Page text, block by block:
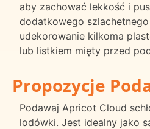
aby zachować lekkość i
dodatkowego
udekorowanie kilkoma
lub listkiem mięty przed
Propozycje
Podawaj Apricot Cloud
lodówki. Jest idealny jako